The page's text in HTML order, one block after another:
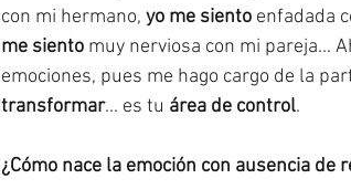
con mi hermano, yo me siento enfadada
me siento muy nerviosa con mi pareja...
emociones, pues me hago cargo de la
transformar... es tu área de control.
¿Cómo nace la emoción con ausencia de